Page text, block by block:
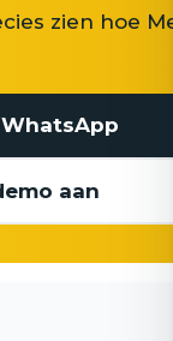
zien hoe
aan